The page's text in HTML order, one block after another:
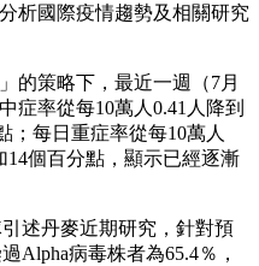
析國際疫情趨勢及相關研究
的策略下，最近一週（7月
症率從每10萬人0.41人降到
；每日重症率從每10萬人
14個百分點，顯示已經逐漸
述丹麥近期研究，針對預
Alpha病毒株者為65.4％，